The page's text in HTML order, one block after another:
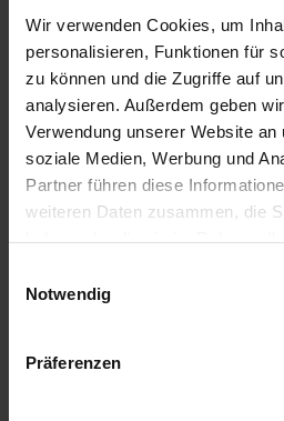
Wir verwenden Cookies, um
personalisieren, Funktionen für
zu können und die Zugriffe auf
analysieren. Außerdem geben
Verwendung unserer Website
soziale Medien, Werbung und
Partner führen diese
weiteren Daten zusammen, die
Notwendig
Präferenzen
Karriere
News & Events
News & Events
HOF Award für
FOUR Gebäude
Architekturentwicklung eine
Group ČR gratuliert ihrem